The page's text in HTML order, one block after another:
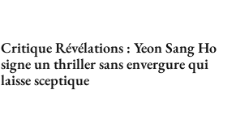
Critique Révélations : Yeon Sang Ho
signe un thriller sans envergure qui
laisse sceptique